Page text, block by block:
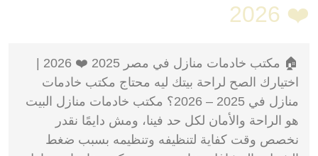
❤️ 2026
🏠 مكتب خادمات منازل في مصر 2025 ❤️ 2026 |
اختيارك الصح لراحة بيتك ليه محتاج مكتب خادمات
منازل في 2025 – 2026؟ مكتب خادمات منازل البيت
هو الراحة والأمان لكل حد فينا، ومش دايمًا نقدر
نخصص وقت كفاية لتنظيفه وتنظيمه بسبب ضغط